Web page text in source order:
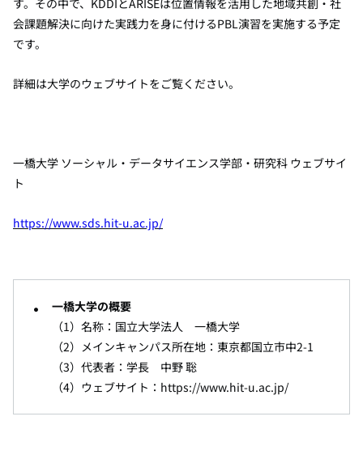
会課題解決に向けた実践力を身に付けるPBL演習を実施する予定
です。
詳細は大学のウェブサイトをご覧ください。
一橋大学 ソーシャル・データサイエンス学部・研究科 ウェブサイ
ト
https://www.sds.hit-u.ac.jp/
一橋大学の概要
（1）名称：国立大学法人 一橋大学
（2）メインキャンパス所在地：東京都国立市中2-1
（3）代表者：学長 中野 聡
（4）ウェブサイト： https://www.hit-u.ac.jp/